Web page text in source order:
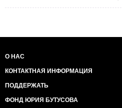
О НАС
КОНТАКТНАЯ ИНФОРМАЦИЯ
ПОДДЕРЖАТЬ
ФОНД ЮРИЯ БУТУСОВА